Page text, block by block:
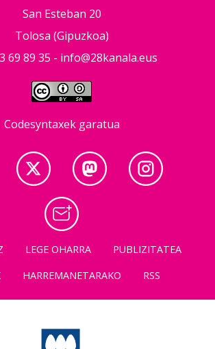
San Esteban 20
Tolosa (Gipuzkoa)
69 89 35 - info@28kanala.eus
Codesyntaxek garatua
LEGE OHARRA
PUBLIZITATEA
HARREMANETARAKO RSS